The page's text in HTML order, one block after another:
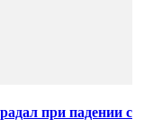
при падении с